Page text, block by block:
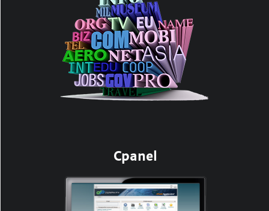
Cpanel